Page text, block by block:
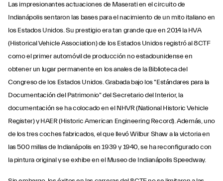
Las impresionantes actuaciones de Maserati en el circuito de
Indianápolis sentaron las bases para el nacimiento de un mito italiano en
los Estados Unidos. Su prestigio era tan grande que en 2014 la HVA
(Historical Vehicle Association) de los Estados Unidos registró al 8CTF
como el primer automóvil de producción no estadounidense en
obtener un lugar permanente en los anales de la Biblioteca del
Congreso de los Estados Unidos. Grabada bajo los "Estándares para la
Documentación del Patrimonio" del Secretario del Interior, la
documentación se ha colocado en el NHVR (National Historic Vehicle
Register) y HAER (Historic American Engineering Record). Además, uno
de los tres coches fabricados, el que llevó Wilbur Shaw a la victoria en
las 500 millas de Indianápolis en 1939 y 1940, se ha reconfigurado con
la pintura original y se exhibe en el Museo de Indianápolis Speedway.